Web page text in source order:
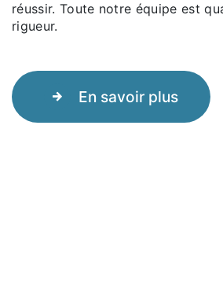
réussir. Toute notre équipe est
rigueur.
En savoir plus